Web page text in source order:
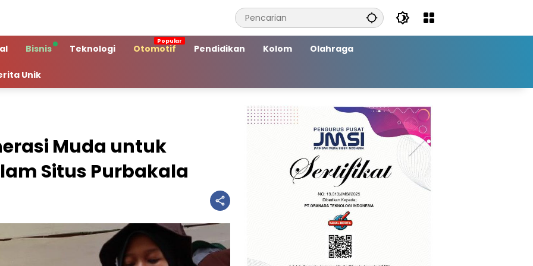
Bisnis Teknologi Otomotif Pendidikan Kolom Olahraga
Unik
Muda untuk
Situs Purbakala